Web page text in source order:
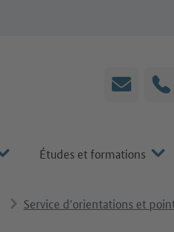
Courrier
Études et formations
Service d'orientations et